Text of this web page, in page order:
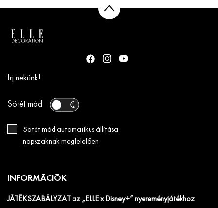
Írj nekünk!
Sötét mód
Sötét mód automatikus állítása
napszaknak megfelelően
INFORMÁCIÓK
JÁTÉKSZABÁLYZAT az „ELLE x Disney+” nyereményjátékhoz